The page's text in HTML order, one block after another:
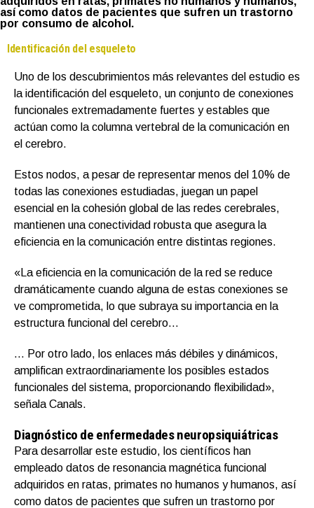
así como datos de pacientes que sufren un trastorno
por consumo de alcohol.
Identificación del esqueleto
Uno de los descubrimientos más relevantes del estudio es
la identificación del esqueleto, un conjunto de conexiones
funcionales extremadamente fuertes y estables que
actúan como la columna vertebral de la comunicación en
el cerebro.
Estos nodos, a pesar de representar menos del 10% de
todas las conexiones estudiadas, juegan un papel
esencial en la cohesión global de las redes cerebrales,
mantienen una conectividad robusta que asegura la
eficiencia en la comunicación entre distintas regiones.
«La eficiencia en la comunicación de la red se reduce
dramáticamente cuando alguna de estas conexiones se
ve comprometida, lo que subraya su importancia en la
estructura funcional del cerebro…
… Por otro lado, los enlaces más débiles y dinámicos,
amplifican extraordinariamente los posibles estados
funcionales del sistema, proporcionando flexibilidad»,
señala Canals.
Diagnóstico de enfermedades neuropsiquiátricas
Para desarrollar este estudio, los científicos han
empleado datos de resonancia magnética funcional
adquiridos en ratas, primates no humanos y humanos, así
como datos de pacientes que sufren un trastorno por